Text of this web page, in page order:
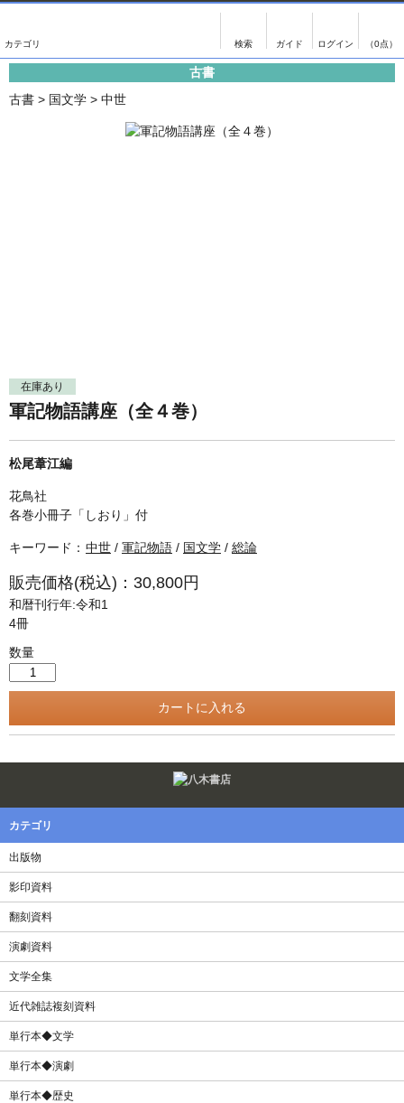
（0点）
影印資料
単行本◆日本語史
単行本◆美術
Ｗｅｂ版
美本なし
書誌学・目録
古書目録
画像がある商品のみ検索
古書
古書 > 国文学 > 中世
在庫あり
軍記物語講座（全４巻）
松尾葦江編
花鳥社
各巻小冊子「しおり」付
キーワード： 中世 / 軍記物語 / 国文学 / 総論
販売価格(税込)：30,800円
和暦刊行年:令和1
4冊
数量
カテゴリ
出版物
影印資料
翻刻資料
演劇資料
文学全集
近代雑誌複刻資料
単行本◆文学
単行本◆演劇
単行本◆歴史